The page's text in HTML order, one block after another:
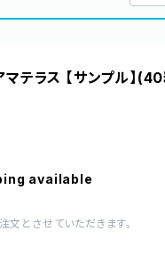
ラス 【サンプル】
available
文とさせていただきます。